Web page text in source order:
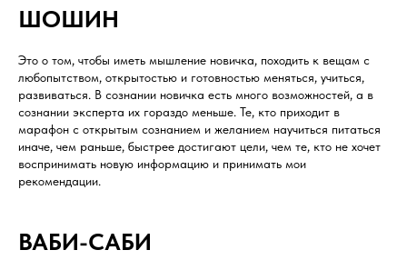
ШОШИН
Это о том, чтобы иметь мышление новичка, походить к вещам с
любопытством, открытостью и готовностью меняться, учиться,
развиваться. В сознании новичка есть много возможностей, а в
сознании эксперта их гораздо меньше. Те, кто приходит в
марафон с открытым сознанием и желанием научиться питаться
иначе, чем раньше, быстрее достигают цели, чем те, кто не хочет
воспринимать новую информацию и принимать мои
рекомендации.
ВАБИ-САБИ